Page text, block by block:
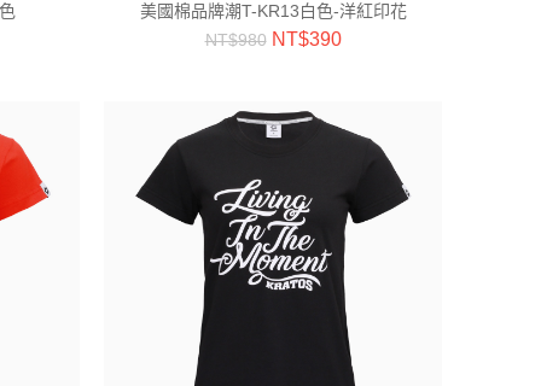
美國棉品牌潮T-KR13白色-洋紅印花
NT$980 NT$390